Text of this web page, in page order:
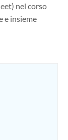
nel corso
e insieme